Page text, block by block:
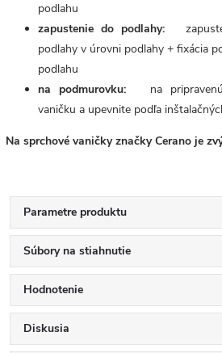
podlahu
zapustenie do podlahy:
podlahy v úrovni podlahy + fixácia
podlahu
na podmurovku:
na
vaničku a upevnite podľa
Na sprchové vaničky značky Cerano je
Parametre produktu
Súbory na stiahnutie
Hodnotenie
Diskusia